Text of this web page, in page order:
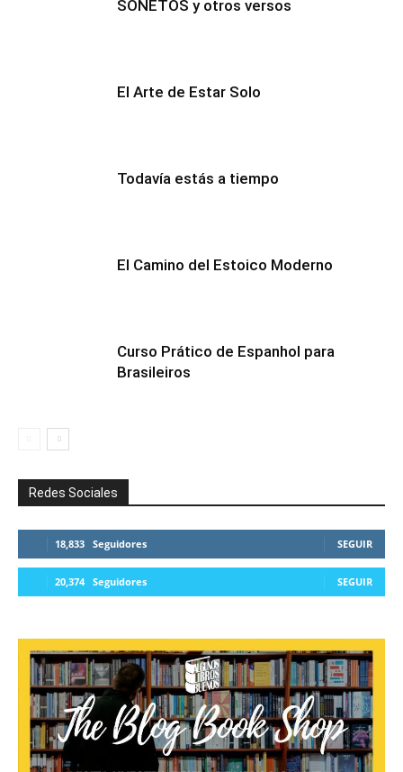
SONETOS y otros versos
El Arte de Estar Solo
Todavía estás a tiempo
El Camino del Estoico Moderno
Curso Prático de Espanhol para
Brasileiros
Redes Sociales
18,833 Seguidores SEGUIR
20,374 Seguidores SEGUIR